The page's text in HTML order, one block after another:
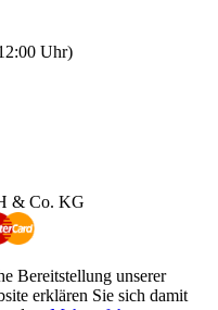
Uhr)
& Co. KG
Bereitstellung unserer
erklären Sie sich damit